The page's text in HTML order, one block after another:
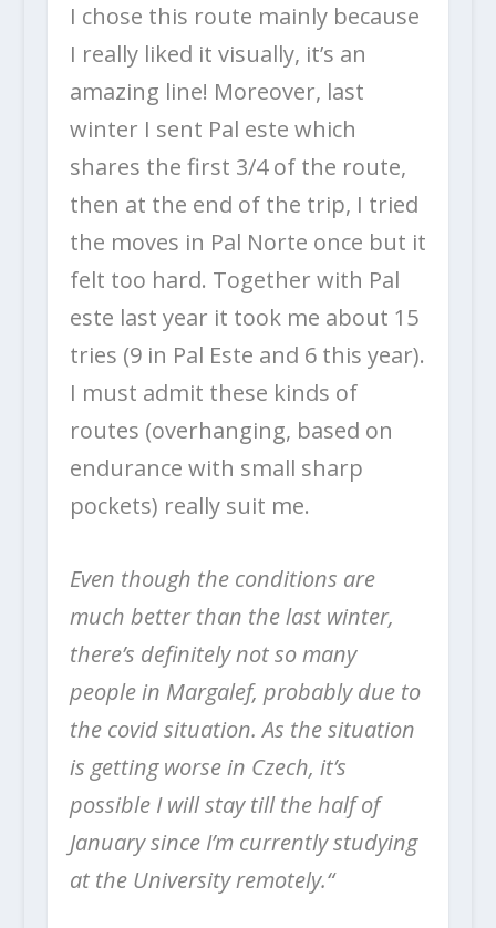
I chose this route mainly because
I really liked it visually, it’s an
amazing line! Moreover, last
winter I sent Pal este which
shares the first 3/4 of the route,
then at the end of the trip, I tried
the moves in Pal Norte once but it
felt too hard. Together with Pal
este last year it took me about 15
tries (9 in Pal Este and 6 this year).
I must admit these kinds of
routes (overhanging, based on
endurance with small sharp
pockets) really suit me.
Even though the conditions are
much better than the last winter,
there’s definitely not so many
people in Margalef, probably due to
the covid situation. As the situation
is getting worse in Czech, it’s
possible I will stay till the half of
January since I’m currently studying
at the University remotely.“